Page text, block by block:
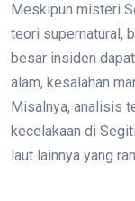
Meskipun misteri
teori supernatural,
besar insiden
alam, kesalahan
Misalnya, analisis
kecelakaan di
laut lainnya yang